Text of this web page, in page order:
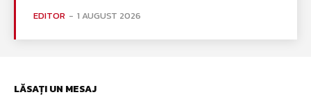
EDITOR - 1 AUGUST 2026
LĂSAȚI UN MESAJ